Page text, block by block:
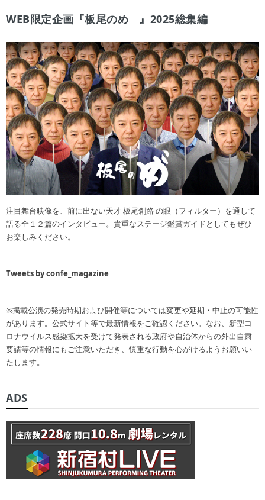
WEB限定企画『板尾のめ゙』2025総集編
注目舞台映像を、前に出ない天才 板尾創路 の眼（フィルター）を通して
語る全１２篇のインタビュー。貴重なステージ鑑賞ガイドとしてもぜひ
お楽しみください。
Tweets by confe_magazine
※掲載公演の発売時期および開催等については変更や延期・中止の可能性
があります。公式サイト等で最新情報をご確認ください。なお、新型コ
ロナウイルス感染拡大を受けて発表される政府や自治体からの外出自粛
要請等の情報にもご注意いただき、慎重な行動を心がけるようお願いい
たします。
ADS